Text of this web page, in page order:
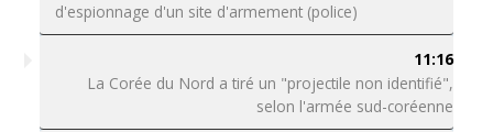
d'espionnage d'un site d'armement (police)
11:16
La Corée du Nord a tiré un "projectile non identifié",
selon l'armée sud-coréenne